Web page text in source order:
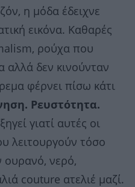
η μόδα έδειχνε
εικόνα. Καθαρές
ρούχα που
αλλά δεν κινούνταν
φέρνει πίσω κάτι
Ρευστότητα.
γιατί αυτές οι
λειτουργούν τόσο
ουρανό, νερό,
couture ατελιέ μαζί.